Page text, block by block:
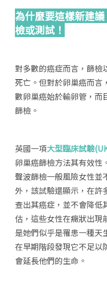
為什麼要這樣新建
檢或測試！
對多數的癌症而言，篩檢
死亡。但對於卵巢癌而言
數卵巢癌始於輸卵管，而
篩檢。
英國一項大型臨床試驗
卵巢癌篩檢方法其有效性
聲波篩檢一般風險女性並
外，該試驗還顯示，在許
查出其癌症，並不會降低
估，這些女性在癥狀出現
是她們似乎是罹患一種天
在早期階段發現它不足以
會延長他們的生命。